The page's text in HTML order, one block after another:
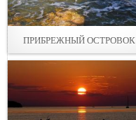
ПРИБРЕЖНЫЙ ОСТРОВОК